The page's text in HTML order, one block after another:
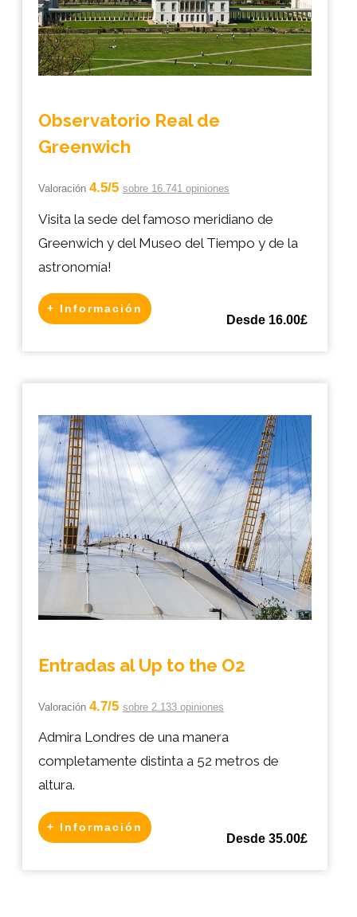
Observatorio Real de
Greenwich
Valoración 4.5/5 sobre 16.741 opiniones
Visita la sede del famoso meridiano de
Greenwich y del Museo del Tiempo y de la
astronomía!
+ Información
Desde 16.00£
Entradas al Up to the O2
Valoración 4.7/5 sobre 2.133 opiniones
Admira Londres de una manera
completamente distinta a 52 metros de
altura.
+ Información
Desde 35.00£